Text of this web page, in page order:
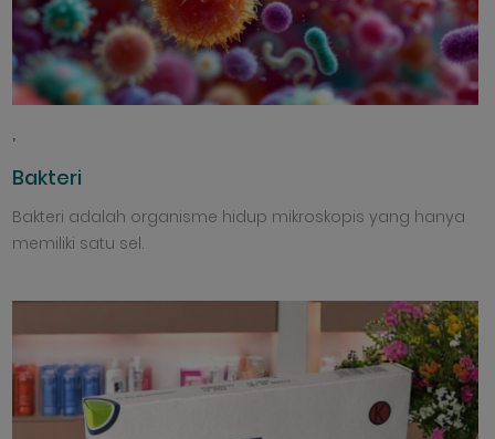
Bakteri
Bakteri adalah organisme hidup mikroskopis yang hanya
memiliki satu sel.